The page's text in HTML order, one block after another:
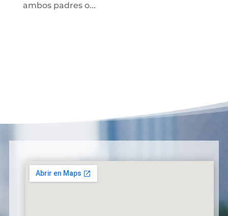
ambos padres o...